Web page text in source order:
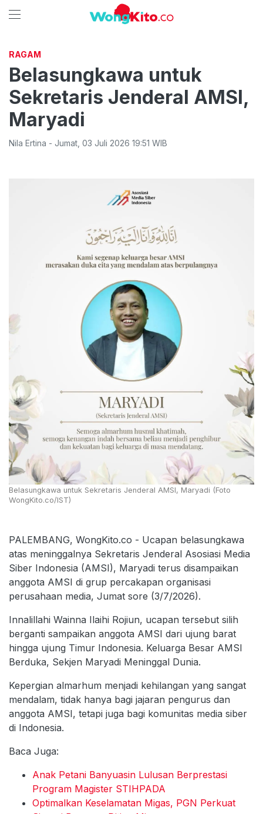
RAGAM
Belasungkawa untuk
Sekretaris Jenderal AMSI,
Maryadi
Nila Ertina - Jumat 03 Juli 2026 19:51 WIB
Belasungkawa untuk Sekretaris Jenderal AMSI, Maryadi (Foto
WongKito.co/IST)
PALEMBANG, WongKito.co - Ucapan belasungkawa
atas meninggalnya Sekretaris Jenderal Asosiasi Media
Siber Indonesia (AMSI), Maryadi terus disampaikan
anggota AMSI di grup percakapan organisasi
perusahaan media, Jumat sore (3/7/2026).
Innalillahi Wainna Ilaihi Rojiun, ucapan tersebut silih
berganti sampaikan anggota AMSI dari ujung barat
hingga ujung Timur Indonesia. Keluarga Besar AMSI
Berduka, Sekjen Maryadi Meninggal Dunia.
Kepergian almarhum menjadi kehilangan yang sangat
mendalam, tidak hanya bagi jajaran pengurus dan
anggota AMSI, tetapi juga bagi komunitas media siber
di Indonesia.
Baca Juga:
Anak Petani Banyuasin Lulusan Berprestasi
Program Magister STIHPADA
Optimalkan Keselamatan Migas, PGN Perkuat